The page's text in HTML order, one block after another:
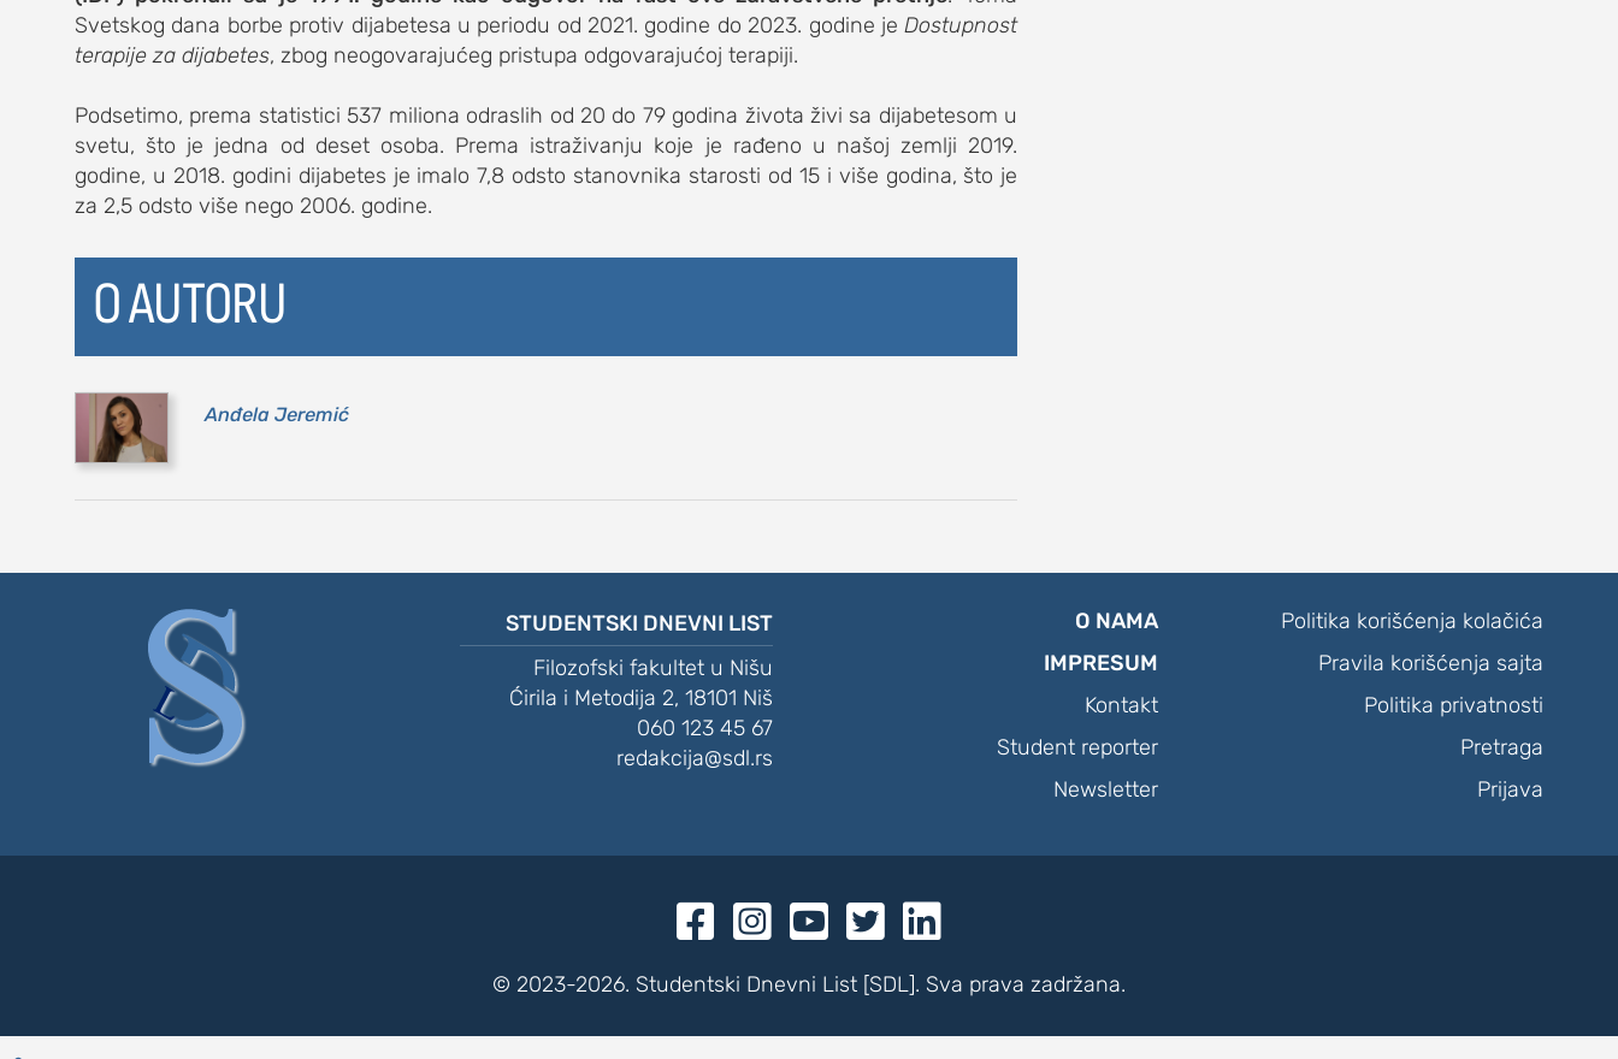
kolumna
STUDENTSKI DNEVNI LIST
Svetskog dana borbe protiv dijabetesa u periodu od 2021. godine do 2023. godine jeDostupnost
terapije za dijabetes, zbog neogovarajućeg pristupa odgovarajućoj terapiji.
Podsetimo, prema statistici 537 miliona odraslih od 20 do 79 godina života živi sa dijabetesom u
svetu, što je jedna od deset osoba. Prema istraživanju koje je rađeno u našoj zemlji 2019.
godine, u 2018. godini dijabetes je imalo 7,8 odsto stanovnika starosti od 15 i više godina, što je
za 2,5 odsto više nego 2006. godine.
O AUTORU
Anđela Jeremić
STUDENTSKI DNEVNI LIST
Filozofski fakultet u Nišu
Ćirila i Metodija 2, 18101 Niš
060 123 45 67
redakcija@sdl.rs
O NAMA
IMPRESUM
Kontakt
Student reporter
Newsletter
Politika korišćenja kolačića
Pravila korišćenja sajta
Politika privatnosti
Pretraga
Prijava
    
© 2023-2026. Studentski Dnevni List [SDL]. Sva prava zadržana.